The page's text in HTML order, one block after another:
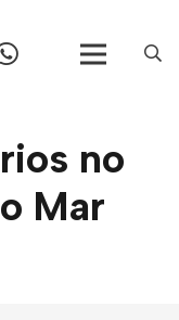
no
Mar